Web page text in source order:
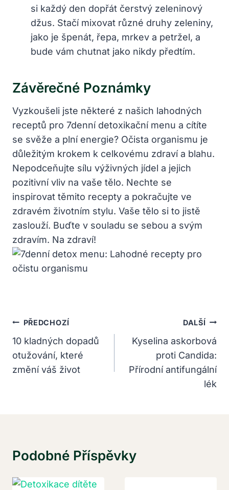
si každý den dopřát čerstvý zeleninový
džus. Stačí mixovat různé druhy zeleniny,
jako je špenát, řepa, mrkev a petržel, a
bude vám chutnat jako nikdy předtím.
Závěrečné Poznámky
Vyzkoušeli jste některé z našich lahodných
receptů pro 7denní detoxikační menu a cítíte
se svěže a plní energie? Očista organismu je
důležitým krokem k celkovému zdraví a blahu.
Nepodceňujte sílu výživných jídel a jejich
pozitivní vliv na vaše tělo. Nechte se
inspirovat těmito recepty a pokračujte ve
zdravém životním stylu. Vaše tělo si to jistě
zaslouží. Buďte v souladu se sebou a svým
zdravím. Na zdraví!
Navigace
Pro
Příspěvek
PŘEDCHOZÍ
10 kladných dopadů
otužování, které
změní váš život
DALŠÍ
Kyselina askorbová
proti Candida:
Přírodní antifungální
lék
Podobné Příspěvky